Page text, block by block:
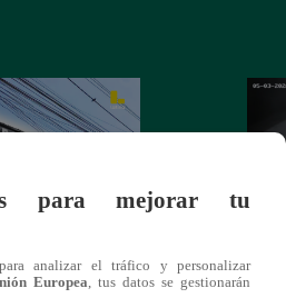
ferretero dentro de
para mejorar tu
analizar el tráfico y personalizar
Europea, tus datos se gestionarán